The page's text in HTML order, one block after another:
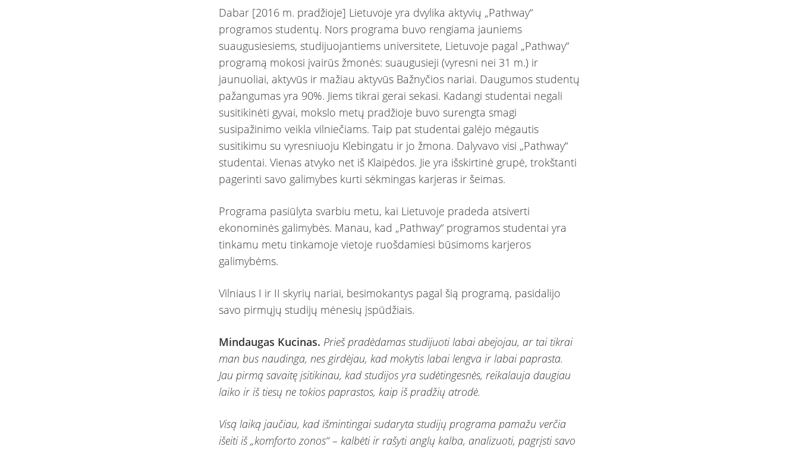
Dabar [2016 m. pradžioje] Lietuvoje yra dvylika aktyvių „Pathway“
programos studentų. Nors programa buvo rengiama jauniems
suaugusiesiems, studijuojantiems universitete, Lietuvoje pagal „Pathway“
programą mokosi įvairūs žmonės: suaugusieji (vyresni nei 31 m.) ir
jaunuoliai, aktyvūs ir mažiau aktyvūs Bažnyčios nariai. Daugumos studentų
pažangumas yra 90%. Jiems tikrai gerai sekasi. Kadangi studentai negali
susitikinėti gyvai, mokslo metų pradžioje buvo surengta smagi
susipažinimo veikla vilniečiams. Taip pat studentai galėjo mėgautis
susitikimu su vyresniuoju Klebingatu ir jo žmona. Dalyvavo visi „Pathway“
studentai. Vienas atvyko net iš Klaipėdos. Jie yra išskirtinė grupė, trokštanti
pagerinti savo galimybes kurti sėkmingas karjeras ir šeimas.
Programa pasiūlyta svarbiu metu, kai Lietuvoje pradeda atsiverti
ekonominės galimybės. Manau, kad „Pathway“ programos studentai yra
tinkamu metu tinkamoje vietoje ruošdamiesi būsimoms karjeros
galimybėms.
Vilniaus I ir II skyrių nariai, besimokantys pagal šią programą, pasidalijo
savo pirmųjų studijų mėnesių įspūdžiais.
Mindaugas Kucinas. Prieš pradėdamas studijuoti labai abejojau, ar tai tikrai
man bus naudinga, nes girdėjau, kad mokytis labai lengva ir labai paprasta.
Jau pirmą savaitę įsitikinau, kad studijos yra sudėtingesnės, reikalauja daugiau
laiko ir iš tiesų ne tokios paprastos, kaip iš pradžių atrodė.
Visą laiką jaučiau, kad išmintingai sudaryta studijų programa pamažu verčia
išeiti iš „komforto zonos“ – kalbėti ir rašyti anglų kalba, analizuoti, pagrįsti savo